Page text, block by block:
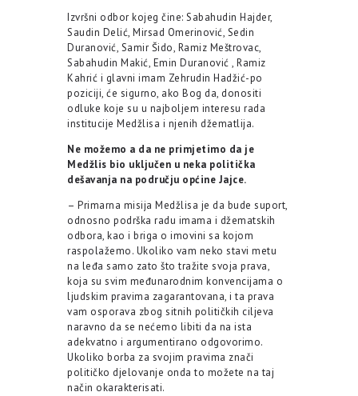
Izvršni odbor kojeg čine: Sabahudin Hajder,
Saudin Delić, Mirsad Omerinović, Sedin
Duranović, Samir Šido, Ramiz Meštrovac,
Sabahudin Makić, Emin Duranović , Ramiz
Kahrić i glavni imam Zehrudin Hadžić-po
poziciji, će sigurno, ako Bog da, donositi
odluke koje su u najboljem interesu rada
institucije Medžlisa i njenih džematlija.
Ne možemo a da ne primjetimo da je
Medžlis bio uključen u neka politička
dešavanja na području općine Jajce.
– Primarna misija Medžlisa je da bude suport,
odnosno podrška radu imama i džematskih
odbora, kao i briga o imovini sa kojom
raspolažemo. Ukoliko vam neko stavi metu
na leđa samo zato što tražite svoja prava,
koja su svim međunarodnim konvencijama o
ljudskim pravima zagarantovana, i ta prava
vam osporava zbog sitnih političkih ciljeva
naravno da se nećemo libiti da na ista
adekvatno i argumentirano odgovorimo.
Ukoliko borba za svojim pravima znači
političko djelovanje onda to možete na taj
način okarakterisati.